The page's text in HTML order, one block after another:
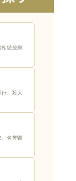
相続放棄
、殺人
、名誉毀